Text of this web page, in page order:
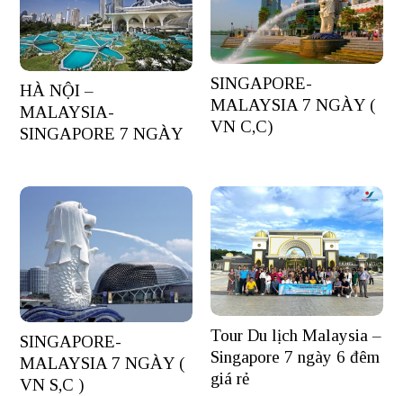
HÀ NỘI –
MALAYSIA-
SINGAPORE 7 NGÀY
SINGAPORE-
MALAYSIA 7 NGÀY (
VN C,C)
SINGAPORE-
MALAYSIA 7 NGÀY (
VN S,C )
Tour Du lịch Malaysia –
Singapore 7 ngày 6 đêm
giá rẻ